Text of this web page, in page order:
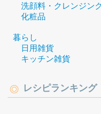
洗顔料・クレンジン
化粧品
暮らし
日用雑貨
キッチン雑貨
レシピランキング